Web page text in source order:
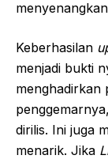
Keberhasilan
menjadi bukti
menghadirkan
dirilis. Ini juga
menarik. Jika